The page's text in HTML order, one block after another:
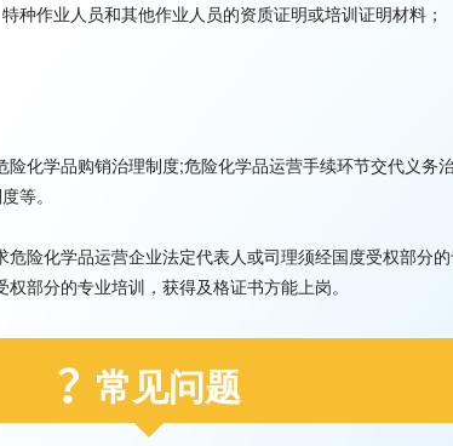
种作业人员和其他作业人员的资质证明或培训证明材料；
化学品购销治理制度;危险化学品运营手续环节交代义务
等。
危险化学品运营企业法定代表人或司理须经国度受权部分
部分的专业培训，获得及格证书方能上岗。
常见问题